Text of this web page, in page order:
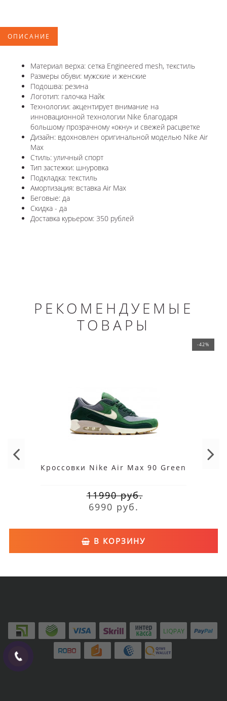
ОПИСАНИЕ
Материал верха: сетка Engineered mesh, текстиль
Размеры обуви: мужские и женские
Подошва: резина
Логотип: галочка Найк
Технологии: акцентирует внимание на
инновационной технологии Nike благодаря
большому прозрачному «окну» и свежей расцветке
Дизайн: вдохновлен оригинальной моделью Nike Air
Max
Стиль: уличный спорт
Тип застежки: шнуровка
Подкладка: текстиль
Амортизация: вставка Air Max
Беговые: да
Скидка - да
Доставка курьером: 350 рублей
РЕКОМЕНДУЕМЫЕ
ТОВАРЫ
-42%
Кроссовки Nike Air Max 90 Green
11990 руб.
6990 руб.
В КОРЗИНУ